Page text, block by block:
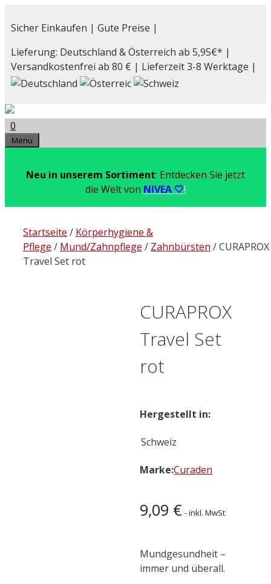
Inhalt
Sicher Einkaufen | Gute Preise |
Lieferung: Deutschland & Österreich ab 5,95€* |
Versandkostenfrei ab 80 € | Lieferzeit 3-8 Werktage |
0
Menu
Neu in unserem Sortiment: Entdecken Sie jetzt
die Welt von NIVEA 🤍!
Startseite / Körperhygiene &
Pflege / Mund/Zahnpflege / Zahnbürsten / CURAPROX
Travel Set rot
CURAPROX
Travel Set
rot
Hergestellt in:
Schweiz
Marke:Curaden
9,09 € - inkl. MwSt
Mundgesundheit –
immer und überall.